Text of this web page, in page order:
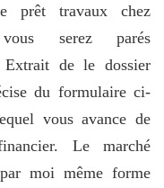
prêt travaux chez
serez parés
de le dossier
du formulaire ci-
vous avance de
Le marché
moi même forme